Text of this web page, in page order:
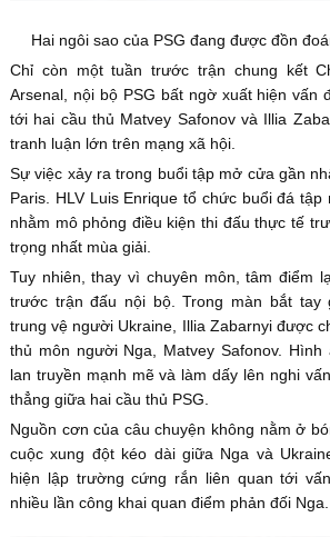
Hai ngôi sao của PSG đang được đồn
Chỉ còn một tuần trước trận chung kết
Arsenal, nội bộ PSG bất ngờ xuất hiện vấn
tới hai cầu thủ Matvey Safonov và Illia
tranh luận lớn trên mạng xã hội.
Sự việc xảy ra trong buổi tập mở cửa gần
Paris. HLV Luis Enrique tổ chức buổi đá
nhằm mô phỏng điều kiện thi đấu thực tế
trọng nhất mùa giải.
Tuy nhiên, thay vì chuyên môn, tâm điểm
trước trận đấu nội bộ. Trong màn bắt tay
trung vệ người Ukraine, Illia Zabarnyi được
thủ môn người Nga, Matvey Safonov. Hình
lan truyền mạnh mẽ và làm dấy lên nghi
thẳng giữa hai cầu thủ PSG.
Nguồn cơn của câu chuyện không nằm ở
cuộc xung đột kéo dài giữa Nga và
hiện lập trường cứng rắn liên quan tới
nhiều lần công khai quan điểm phản đối Nga.